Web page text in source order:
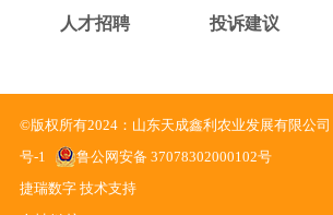
人才招聘 投诉建议
©版权所有2024： 山东天成鑫利农业发展有限公司
号-1
鲁公网安备 37078302000102号
捷瑞数字 技术支持